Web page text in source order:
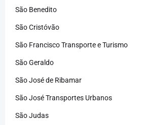
São Benedito
São Cristóvão
São Francisco Transporte e Turismo
São Geraldo
São José de Ribamar
São José Transportes Urbanos
São Judas